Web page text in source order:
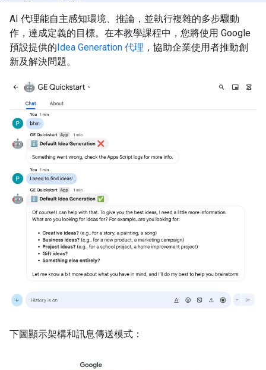
AI 代理能自主感知環境、推論，並執行複雜的多步驟動
作，達成定義的目標。在本教學課程中，您將使用 Google
預設提供的Idea Generation 代理 ，協助企業使用者推動創
新及解決問題。
下圖顯示架構和訊息傳送模式：